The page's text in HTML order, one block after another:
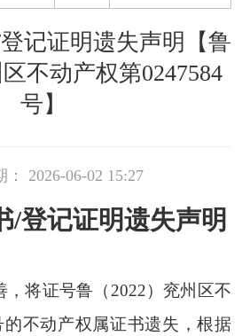
记证明遗失声明【鲁
区不动产权第0247584
号】
： 2026-06-02 15:27
/登记证明遗失声明
，将证号鲁（ 2022）兖州区不
的不动产权属证书遗失，根据